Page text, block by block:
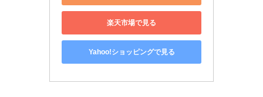
楽天市場で見る
Yahoo!ショッピングで見る